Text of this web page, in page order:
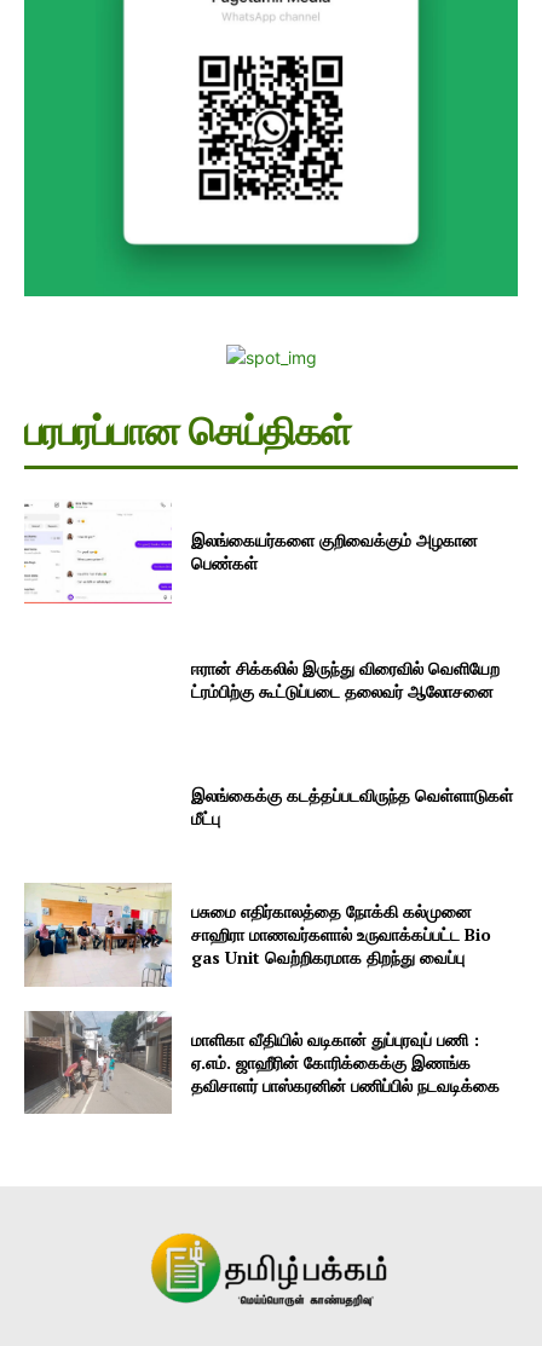
பரபரப்பான செய்திகள்
இலங்கையர்களை குறிவைக்கும் அழகான
பெண்கள்
ஈரான் சிக்கலில் இருந்து விரைவில் வெளியேற
ட்ரம்பிற்கு கூட்டுப்படை தலைவர் ஆலோசனை
இலங்கைக்கு கடத்தப்படவிருந்த வெள்ளாடுகள்
மீட்பு
பசுமை எதிர்காலத்தை நோக்கி கல்முனை
சாஹிரா மாணவர்களால் உருவாக்கப்பட்ட Bio
gas Unit வெற்றிகரமாக திறந்து வைப்பு
மாளிகா வீதியில் வடிகான் துப்புரவுப் பணி :
ஏ.எம். ஜாஹீரின் கோரிக்கைக்கு இணங்க
தவிசாளர் பாஸ்கரனின் பணிப்பில் நடவடிக்கை